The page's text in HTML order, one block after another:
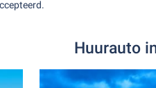
Huurauto